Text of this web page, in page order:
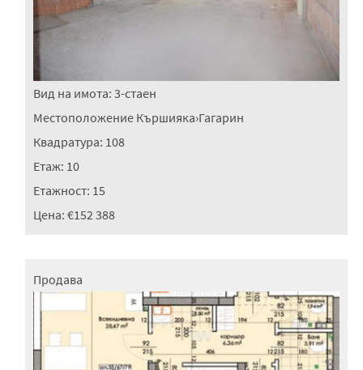
Вид на имота: 3-стаен
Местоположение Кършияка›Гагарин
Квадратура: 108
Етаж: 10
Етажност: 15
Цена: €152 388
Продава